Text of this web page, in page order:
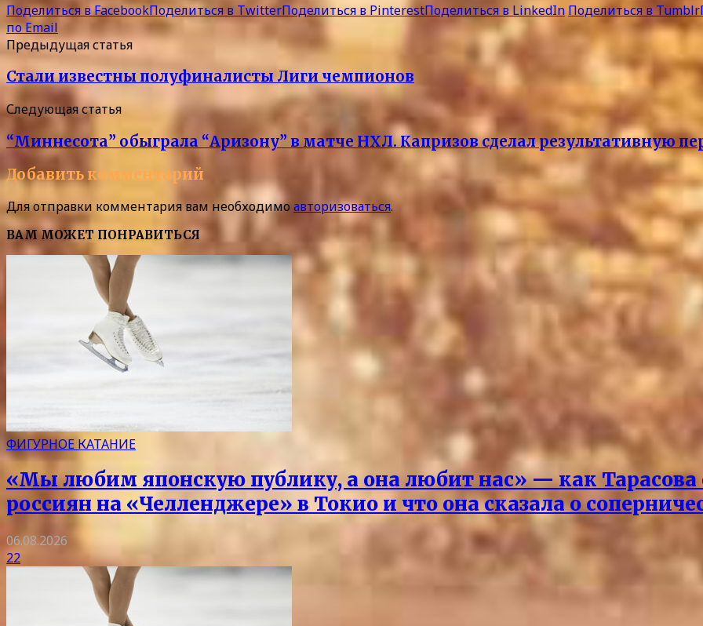
Поделиться в FacebookПоделиться в TwitterПоделиться в PinterestПоделиться в LinkedIn Поделиться в Tumblr
по Email
Предыдущая статья
Стали известны полуфиналисты Лиги чемпионов
Следующая статья
“Миннесота” обыграла “Аризону” в матче НХЛ. Капризов сделал результативную
Добавить комментарий
Для отправки комментария вам необходимоавторизоваться.
ВАМ МОЖЕТ ПОНРАВИТЬСЯ
ФИГУРНОЕ КАТАНИЕ
«Мы любим японскую публику, а она любит нас» — как Тарасова
россиян на «Челленджере» в Токио и что она сказала о
06.08.2026
22